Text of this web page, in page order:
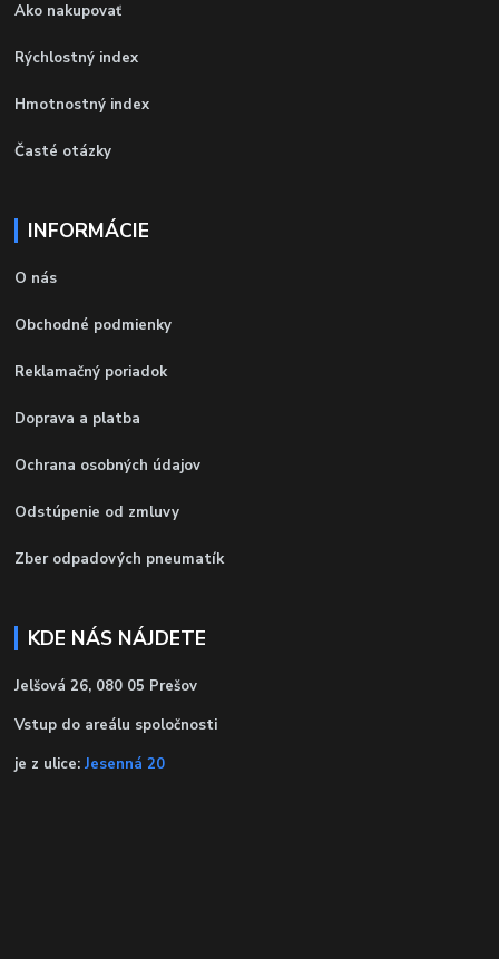
Ako nakupovať
Rýchlostný index
Hmotnostný index
Časté otázky
INFORMÁCIE
O nás
Obchodné podmienky
Reklamačný poriadok
Doprava a platba
Ochrana osobných údajov
Odstúpenie od zmluvy
Zber odpadových pneumatík
KDE NÁS NÁJDETE
Jelšová 26, 080 05 Prešov
Vstup do areálu spoločnosti
je z ulice: Jesenná 20